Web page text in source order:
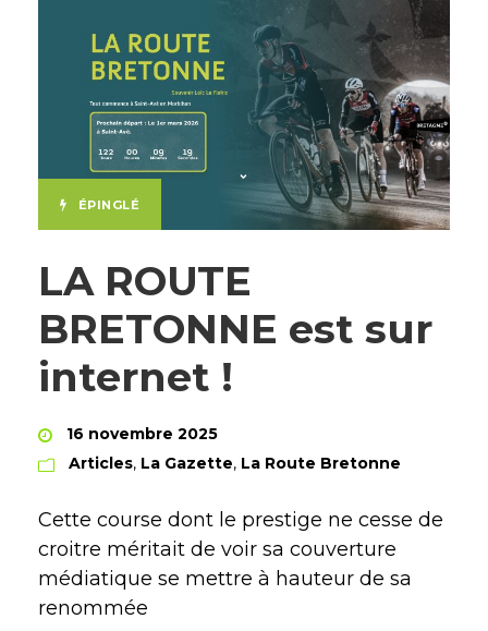
ÉPINGLÉ
LA ROUTE
BRETONNE est sur
internet !
16 novembre 2025
Articles, La Gazette, La Route Bretonne
Cette course dont le prestige ne cesse de
croitre méritait de voir sa couverture
médiatique se mettre à hauteur de sa
renommée